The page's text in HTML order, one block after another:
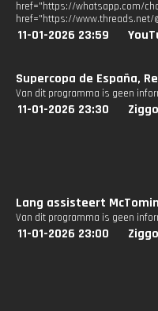
href="https://
href="https://www.threads.net/
11-01-2026 23:59
Supercopa de España,
Van dit programma is geen
11-01-2026 23:30 Ziggo
Lang assisteert
Van dit programma is geen
11-01-2026 23:00 Ziggo